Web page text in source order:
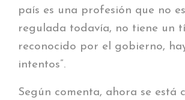
país es una profesión que no
regulada todavía, no tiene un
reconocido por el gobierno,
intentos”.
Según comenta, ahora se está